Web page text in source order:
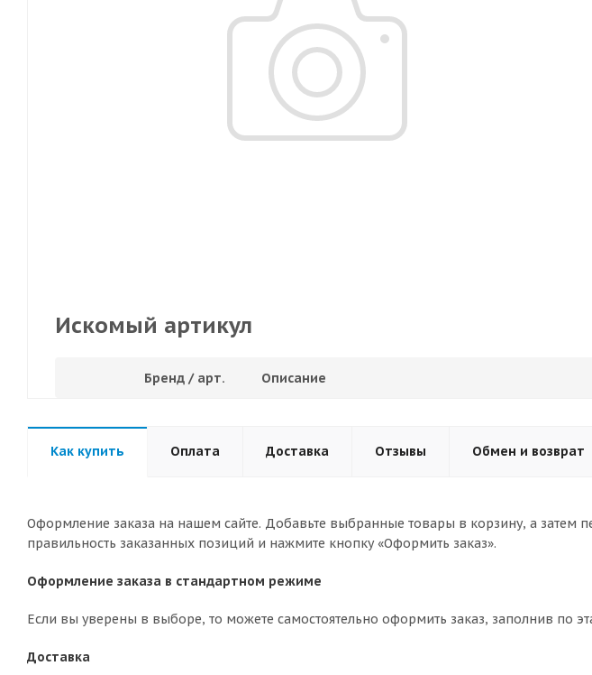
Искомый артикул
Бренд / арт. Описание
Как купить Оплата Доставка Отзывы Обмен и возврат
Оформление заказа на нашем сайте. Добавьте выбранные товары в корзину, а затем
правильность заказанных позиций и нажмите кнопку «Оформить заказ».
Оформление заказа в стандартном режиме
Если вы уверены в выборе, то можете самостоятельно оформить заказ, заполнив по
Доставка